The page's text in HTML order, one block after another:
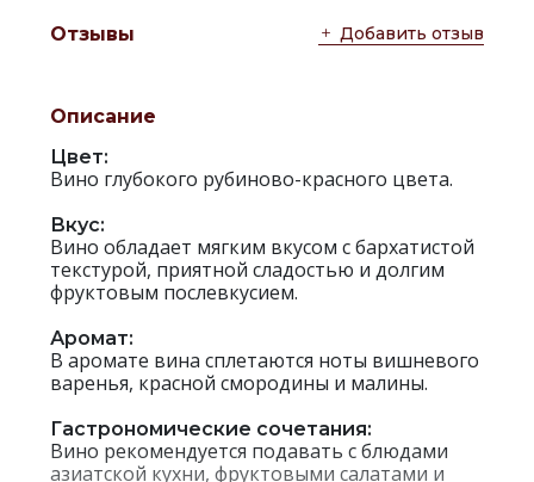
Отзывы Добавить отзыв
Описание
Цвет:
Вино глубокого рубиново-красного цвета.
Вкус:
Вино обладает мягким вкусом с бархатистой
текстурой, приятной сладостью и долгим
фруктовым послевкусием.
Аромат:
В аромате вина сплетаются ноты вишневого
варенья, красной смородины и малины.
Гастрономические сочетания:
Вино рекомендуется подавать с блюдами
азиатской кухни, фруктовыми салатами и